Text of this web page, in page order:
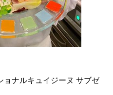
ョナルキュイジーヌ サブゼ